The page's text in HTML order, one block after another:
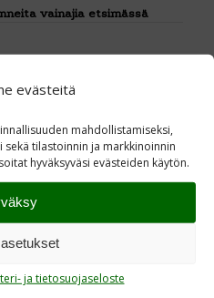
evästeitä
mahdollistamiseksi,
tilastoinnin ja markkinoinnin
hyväksyväsi evästeiden käytön.
ja tietosuojaseloste
vainajia etsimässä
osa 1